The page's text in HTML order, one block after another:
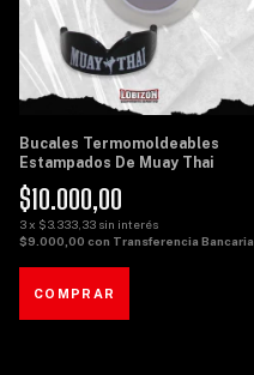
Bucales Termomoldeables
Estampados De Muay Thai
$10.000,00
3x $3.333,33 sin interés
$9.000,00 con Transferencia Bancaria